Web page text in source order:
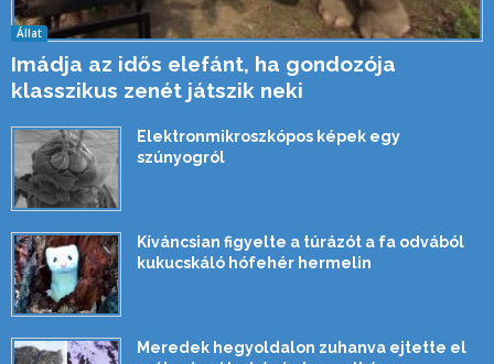
Állat
Imádja az idős elefánt, ha gondozója
klasszikus zenét játszik neki
Elektronmikroszkópos képek egy
szúnyogról
Kíváncsian figyelte a túrázót a fa odvából
kukucskáló hófehér hermelin
Meredek hegyoldalon zuhanva ejtette el